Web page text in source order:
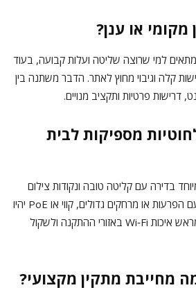
או ענן?
למי שרוצה שליטה ועלות קבועה, בעוד
קלה וגיבוי מחוץ לאתר. הדבר משתנה בין
דרישות פרטיות ותקציב מנויים.
מספיקות לבית
בדירה עם קליטה טובה ונקודות צילום
מעטות. עם זאת, בסביבה עם הפרעות או מרחקים גדולים, קווי או PoE יהיו
יציבים יותר. מומלץ לבדוק מראש איכות Wi‑Fi באזורי ההתקנה ולשקול
מחייבת מתקין מקצועי?